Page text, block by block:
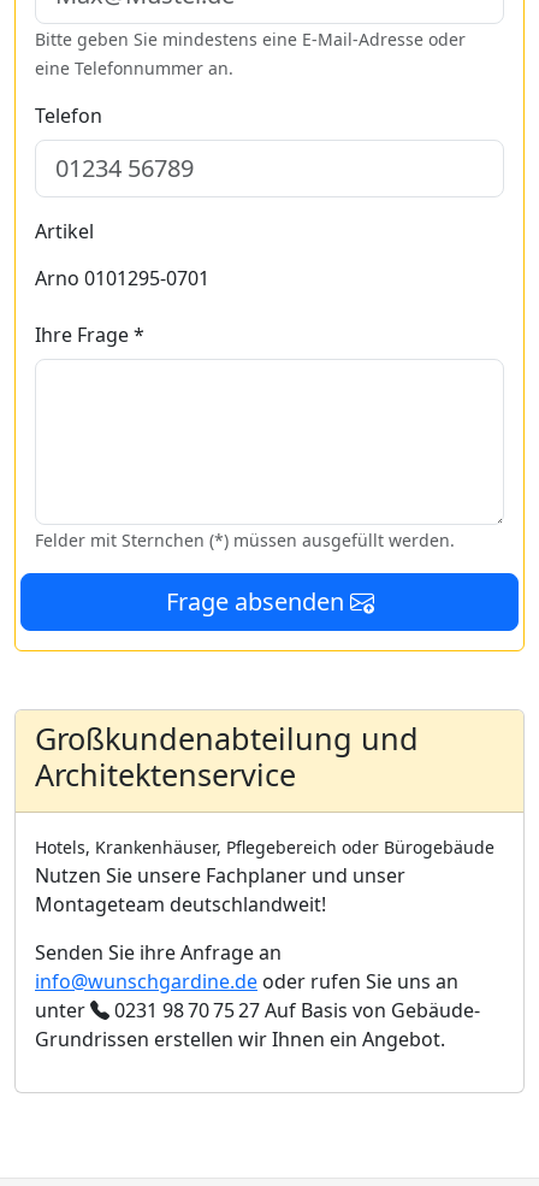
Bitte geben Sie mindestens eine E-Mail-Adresse oder
eine Telefonnummer an.
Telefon
Artikel
Arno 0101295-0701
Ihre Frage *
Felder mit Sternchen (*) müssen ausgefüllt werden.
Frage absenden
Großkundenabteilung und
Architektenservice
Hotels, Krankenhäuser, Pflegebereich oder Bürogebäude
Nutzen Sie unsere Fachplaner und unser
Montageteam deutschlandweit!
Senden Sie ihre Anfrage an
info@wunschgardine.de oder rufen Sie uns an
unter
0231 98 70 75 27Auf Basis von Gebäude-
Grundrissen erstellen wir Ihnen ein Angebot.